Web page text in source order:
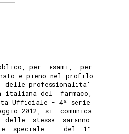
per  esami,  per
e pieno nel profilo
delle professionalita'
del  farmaco,
Ufficiale - 4ª serie
2012, si  comunica
stesse  saranno
speciale  -  del  1°